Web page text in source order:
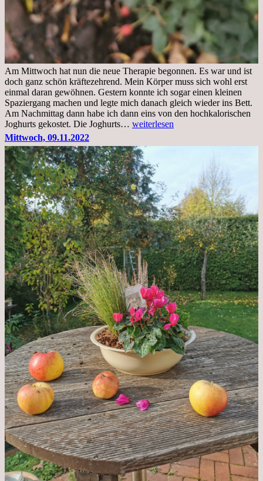
Am Mittwoch hat nun die neue Therapie begonnen. Es war und ist
doch ganz schön kräftezehrend. Mein Körper muss sich wohl erst
einmal daran gewöhnen. Gestern konnte ich sogar einen kleinen
Spaziergang machen und legte mich danach gleich wieder ins Bett.
Am Nachmittag dann habe ich dann eins von den hochkalorischen
Joghurts gekostet. Die Joghurts… Freitag,
Therapie
Beginn
gut
überstanden
weiterlesen
Mittwoch, 09.11.2022